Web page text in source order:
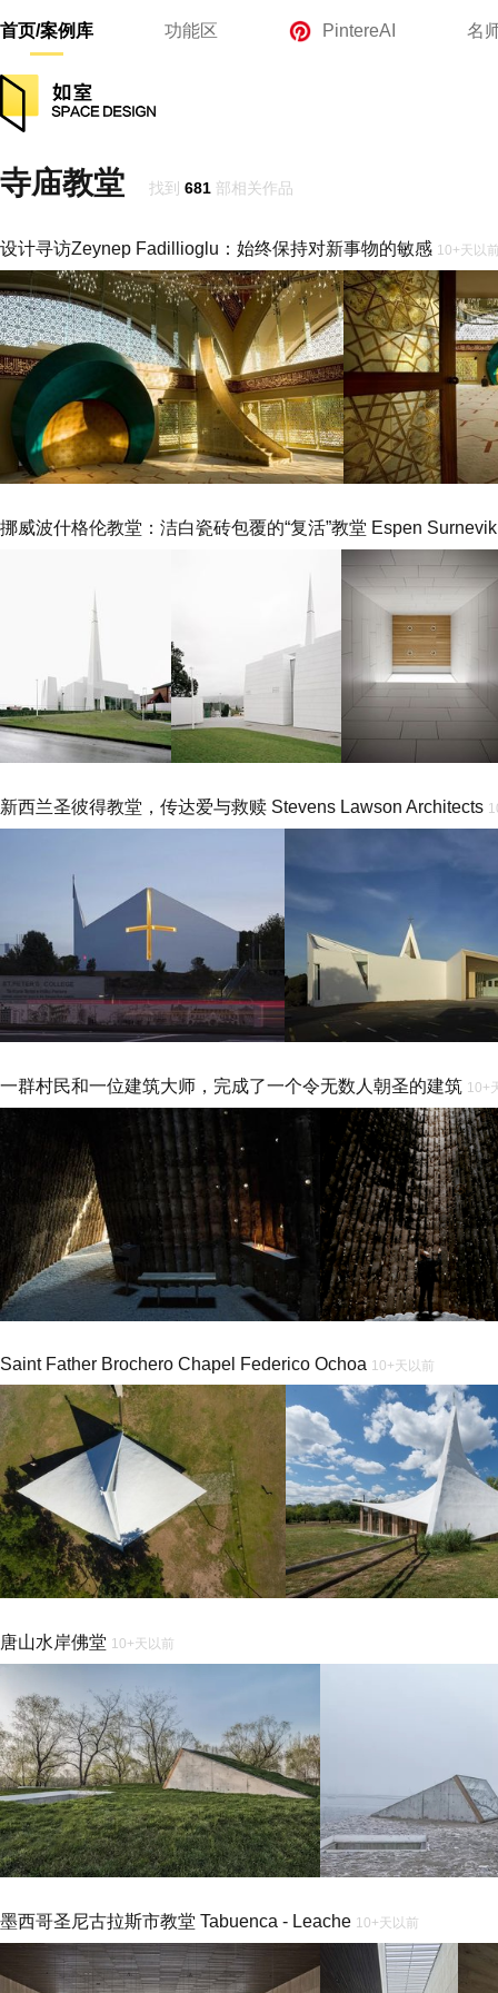
首页/案例库 功能区 PintereAI 名
寺庙教堂 找到 681 部相关作品
设计寻访Zeynep Fadillioglu：始终保持对新事物的敏感 10+天以
挪威波什格伦教堂：洁白瓷砖包覆的“复活”教堂 Espen Surnevik
新西兰圣彼得教堂，传达爱与救赎 Stevens Lawson Architects
一群村民和一位建筑大师，完成了一个令无数人朝圣的建筑 10+
Saint Father Brochero Chapel Federico Ochoa 10+天以前
唐山水岸佛堂 10+天以前
墨西哥圣尼古拉斯市教堂 Tabuenca - Leache 10+天以前